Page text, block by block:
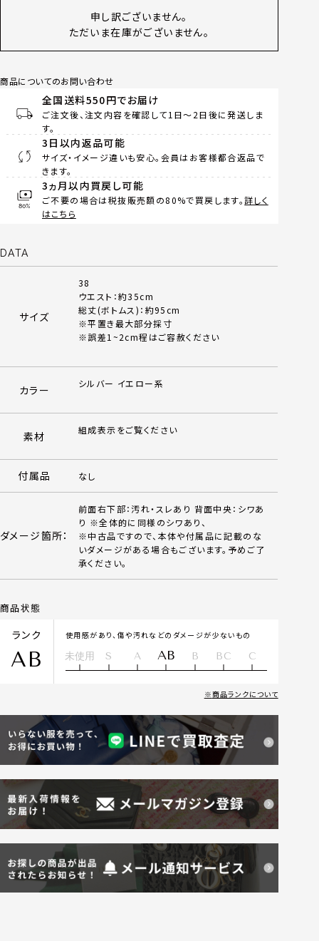
申し訳ございません。
ただいま在庫がございません。
商品についてのお問い合わせ
全国送料550円でお届け
ご注文後、注文内容を確認して1日～2日後に発送しま
す。
3日以内返品可能
サイズ・イメージ違いも安心。会員はお客様都合返品で
きます。
3ヵ月以内買戻し可能
ご不要の場合は税抜販売額の80%で買戻します。詳しく
はこちら
DATA
サイズ
38
ウエスト：約35cm
総丈(ボトムス)：約95cm
※平置き最大部分採寸
※誤差1~2cm程はご容赦ください
カラー シルバー イエロー系
素材 組成表示をご覧ください
付属品 なし
ダメージ箇所：
前面右下部：汚れ・スレあり 背面中央：シワあ
り ※全体的に同様のシワあり、
※中古品ですので、本体や付属品に記載のな
いダメージがある場合もございます。予めご了
承ください。
商品状態
ランク
AB
使用感があり、傷や汚れなどのダメージが少ないもの
未使用 S A AB B BC C
商品ランクについて